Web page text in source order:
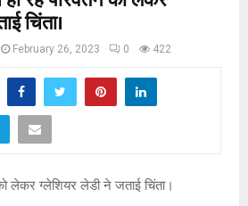
चिंता।
February 26, 2023 0 422
लेकर ग्लेशियर लेडी ने जताई चिंता।